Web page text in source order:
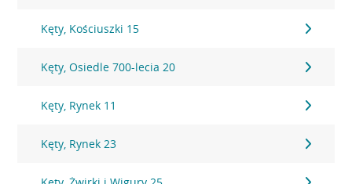
Kęty, Kościuszki 15
Kęty, Osiedle 700-lecia 20
Kęty, Rynek 11
Kęty, Rynek 23